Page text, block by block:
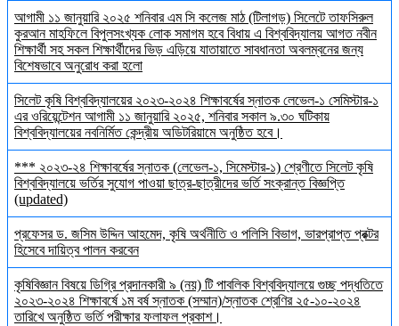
আগামী ১১ জানুয়ারি ২০২৫ শনিবার এম সি কলেজ মাঠ (টিলাগড়) সিলেটে তাফসিরুল
কুরআন মাহফিলে বিপুলসংখ্যক লোক সমাগম হবে বিধায় এ বিশ্ববিদ্যালয় আগত নবীন
শিক্ষার্থী সহ সকল শিক্ষার্থীদের ভিড় এড়িয়ে যাতায়াতে সাবধানতা অবলম্বনের জন্য
বিশেষভাবে অনুরোধ করা হলো
সিলেট কৃষি বিশ্ববিদ্যালয়ের ২০২৩-২০২৪ শিক্ষাবর্ষের স্নাতক লেভেল-১ সেমিস্টার-১
এর ওরিয়েন্টেশন আগামী ১১ জানুয়ারি ২০২৫, শনিবার সকাল ৯.৩০ ঘটিকায়
বিশ্ববিদ্যালয়ের নবনির্মিত কেন্দ্রীয় অডিটরিয়ামে অনুষ্ঠিত হবে।
*** ২০২৩-২৪ শিক্ষাবর্ষের স্নাতক (লেভেল-১, সিমেস্টার-১) শ্রেণীতে সিলেট কৃষি
বিশ্ববিদ্যালয়ে ভর্তির সুযোগ পাওয়া ছাত্র-ছাত্রীদের ভর্তি সংক্রান্ত বিজ্ঞপ্তি
(updated)
প্রফেসর ড. জসিম উদ্দিন আহমেদ, কৃষি অর্থনীতি ও পলিসি বিভাগ, ভারপ্রাপ্ত প্রক্টর
হিসেবে দায়িত্ব পালন করবেন
কৃষিবিজ্ঞান বিষয়ে ডিগ্রি প্রদানকারী ৯ (নয়) টি পাবলিক বিশ্ববিদ্যালয়ে গুচ্ছ পদ্ধতিতে
২০২৩-২০২৪ শিক্ষাবর্ষে ১ম বর্ষ স্নাতক (সম্মান)/স্নাতক শ্রেণির ২৫-১০-২০২৪
তারিখে অনুষ্ঠিত ভর্তি পরীক্ষার ফলাফল প্রকাশ।